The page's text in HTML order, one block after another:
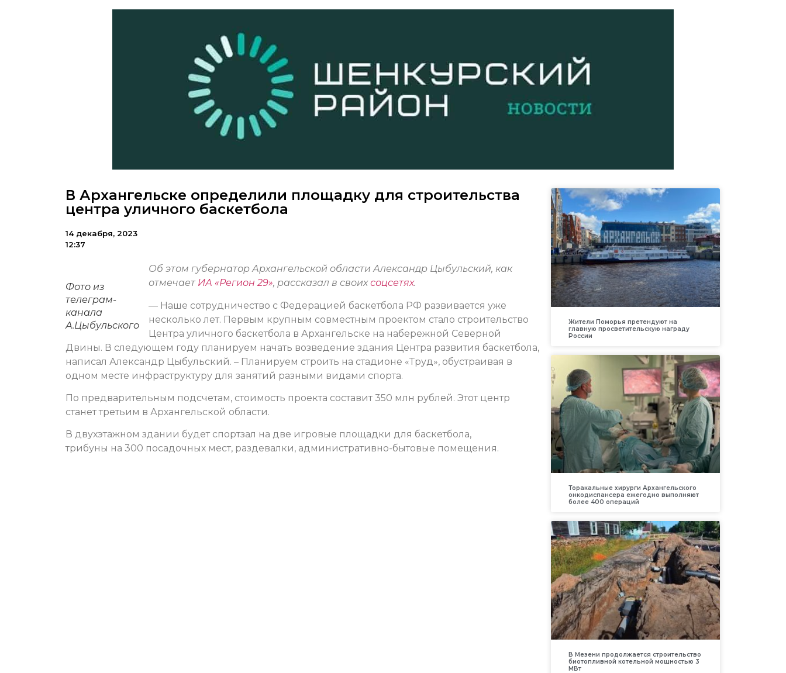
В Архангельске определили площадку для строительства
центра уличного баскетбола
14 декабря, 2023
12:37
Фото из
телеграм-
канала
А.Цыбульского
Об этом губернатор Архангельской области Александр Цыбульский, как
отмечает ИА «Регион 29», рассказал в своихсоцсетях.
— Наше сотрудничество с Федерацией баскетбола РФ развивается уже
несколько лет. Первым крупным совместным проектом стало строительство
Центра уличного баскетбола в Архангельске на набережной Северной
Двины. В следующем году планируем начать возведение здания Центра развития баскетбола,
написал Александр Цыбульский. – Планируем строить на стадионе «Труд», обустраивая в
одном месте инфраструктуру для занятий разными видами спорта.
По предварительным подсчетам, стоимость проекта составит 350 млн рублей. Этот центр
станет третьим в Архангельской области.
В двухэтажном здании будет спортзал на две игровые площадки для баскетбола,
трибуны на 300 посадочных мест, раздевалки, административно-бытовые помещения.
Жители Поморья претендуют на
главную просветительскую награду
России
Торакальные хирурги Архангельского
онкодиспансера ежегодно выполняют
более 400 операций
В Мезени продолжается строительство
биотопливной котельной мощностью 3
МВт